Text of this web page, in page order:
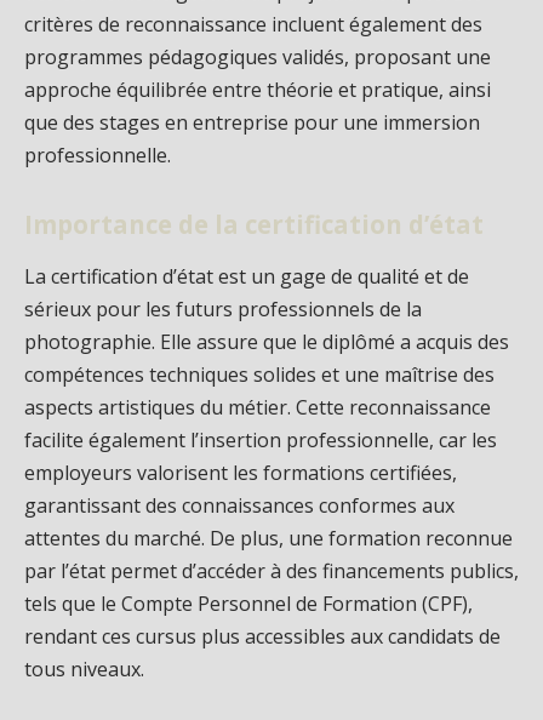
critères de reconnaissance incluent également des
programmes pédagogiques validés, proposant une
approche équilibrée entre théorie et pratique, ainsi
que des stages en entreprise pour une immersion
professionnelle.
Importance de la certification d’état
La certification d’état est un gage de qualité et de
sérieux pour les futurs professionnels de la
photographie. Elle assure que le diplômé a acquis des
compétences techniques solides et une maîtrise des
aspects artistiques du métier. Cette reconnaissance
facilite également l’insertion professionnelle, car les
employeurs valorisent les formations certifiées,
garantissant des connaissances conformes aux
attentes du marché. De plus, une formation reconnue
par l’état permet d’accéder à des financements publics,
tels que le Compte Personnel de Formation (CPF),
rendant ces cursus plus accessibles aux candidats de
tous niveaux.